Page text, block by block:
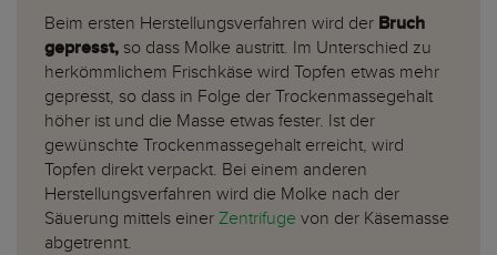
Beim ersten Herstellungsverfahren wird der Bruch
gepresst, so dass Molke austritt. Im Unterschied zu
herkömmlichem Frischkäse wird Topfen etwas mehr
gepresst, so dass in Folge der Trockenmassegehalt
höher ist und die Masse etwas fester. Ist der
gewünschte Trockenmassegehalt erreicht, wird
Topfen direkt verpackt. Bei einem anderen
Herstellungsverfahren wird die Molke nach der
Säuerung mittels einer Zentrifuge von der Käsemasse
abgetrennt.